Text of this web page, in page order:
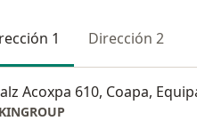
1 Dirección 2